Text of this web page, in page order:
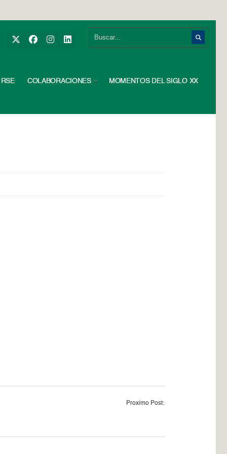
RSE COLABORACIONES MOMENTOS DEL SIGLO XX
Proximo Post: